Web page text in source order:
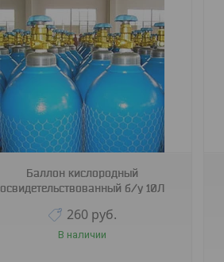
Баллон кислородный
освидетельствованный б/у 10Л
260 руб.
В наличии